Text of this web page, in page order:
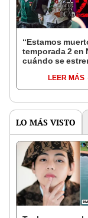
“Estamos
temporada 2 en
cuándo se
temporadaLEER MÁS
LO MÁS VISTO